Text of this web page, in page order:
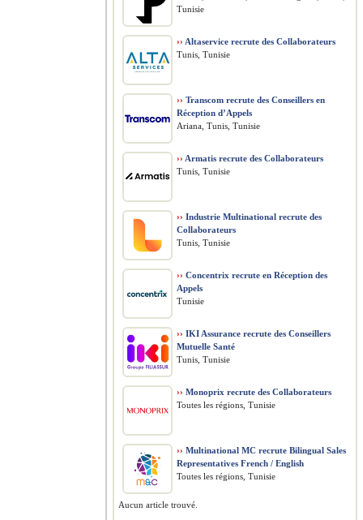
Tunisie
›› Altaservice recrute des Collaborateurs
Tunis, Tunisie
›› Transcom recrute des Conseillers en
Réception d’Appels
Ariana, Tunis, Tunisie
›› Armatis recrute des Collaborateurs
Tunis, Tunisie
›› Industrie Multinational recrute des
Collaborateurs
Tunis, Tunisie
›› Concentrix recrute en Réception des
Appels
Tunisie
›› IKI Assurance recrute des Conseillers
Mutuelle Santé
Tunis, Tunisie
›› Monoprix recrute des Collaborateurs
Toutes les régions, Tunisie
›› Multinational MC recrute Bilingual Sales
Representatives French / English
Toutes les régions, Tunisie
Aucun article trouvé.